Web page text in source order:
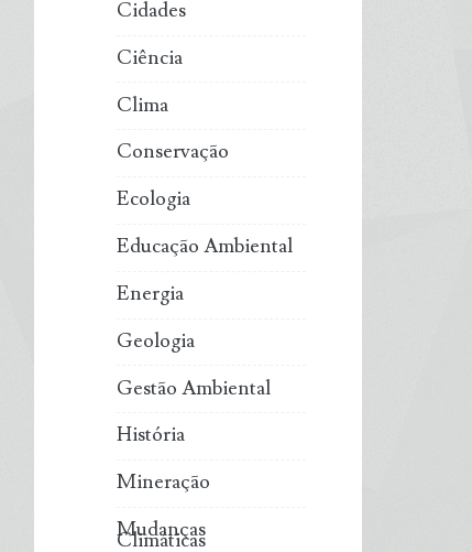
Cidades
Ciência
Clima
Conservação
Ecologia
Educação Ambiental
Energia
Geologia
Gestão Ambiental
História
Mineração
Mudanças
Climáticas